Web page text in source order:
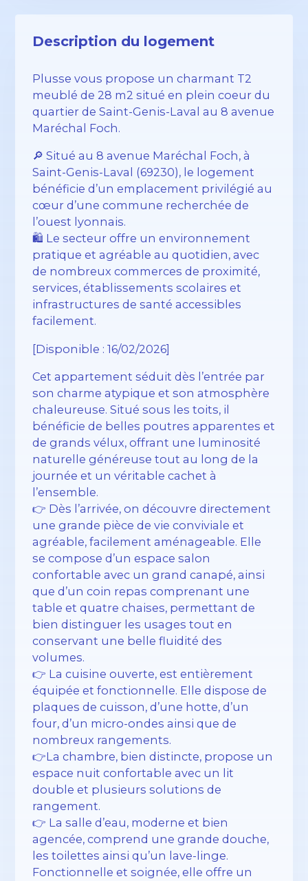
Description du logement
Plusse vous propose un charmant T2
meublé de 28 m2 situé en plein coeur du
quartier de Saint-Genis-Laval au 8 avenue
Maréchal Foch.
🔎 Situé au 8 avenue Maréchal Foch, à
Saint-Genis-Laval (69230), le logement
bénéficie d’un emplacement privilégié au
cœur d’une commune recherchée de
l’ouest lyonnais.
🛍️ Le secteur offre un environnement
pratique et agréable au quotidien, avec
de nombreux commerces de proximité,
services, établissements scolaires et
infrastructures de santé accessibles
facilement.
[Disponible : 16/02/2026]
Cet appartement séduit dès l’entrée par
son charme atypique et son atmosphère
chaleureuse. Situé sous les toits, il
bénéficie de belles poutres apparentes et
de grands vélux, offrant une luminosité
naturelle généreuse tout au long de la
journée et un véritable cachet à
l’ensemble.
👉 Dès l’arrivée, on découvre directement
une grande pièce de vie conviviale et
agréable, facilement aménageable. Elle
se compose d’un espace salon
confortable avec un grand canapé, ainsi
que d’un coin repas comprenant une
table et quatre chaises, permettant de
bien distinguer les usages tout en
conservant une belle fluidité des
volumes.
👉 La cuisine ouverte, est entièrement
équipée et fonctionnelle. Elle dispose de
plaques de cuisson, d’une hotte, d’un
four, d’un micro-ondes ainsi que de
nombreux rangements.
👉La chambre, bien distincte, propose un
espace nuit confortable avec un lit
double et plusieurs solutions de
rangement.
👉 La salle d’eau, moderne et bien
agencée, comprend une grande douche,
les toilettes ainsi qu’un lave-linge.
Fonctionnelle et soignée, elle offre un